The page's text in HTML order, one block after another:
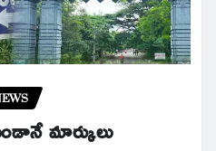
మార్కులు